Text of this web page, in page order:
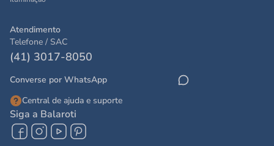
Atendimento
Telefone / SAC
(41) 3017-8050
Converse por WhatsApp
Central de ajuda e suporte
Siga a Balaroti